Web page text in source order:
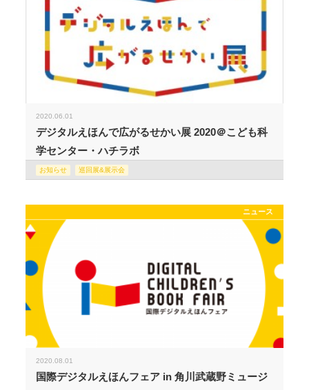
2020.06.01
デジタルえほんで広がるせかい展 2020＠こども科
学センター・ハチラボ
お知らせ 巡回展&展示会
ニュース
2020.08.01
国際デジタルえほんフェア in 角川武蔵野ミュージ